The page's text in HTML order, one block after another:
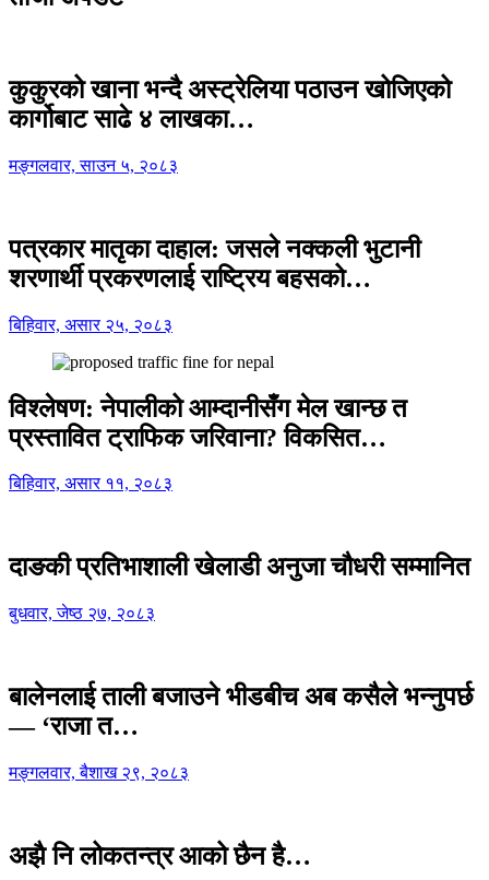
कुकुरको खाना भन्दै अस्ट्रेलिया पठाउन खोजिएको
कार्गोबाट साढे ४ लाखका…
मङ्गलवार, साउन ५, २०८३
पत्रकार मातृका दाहाल: जसले नक्कली भुटानी
शरणार्थी प्रकरणलाई राष्ट्रिय बहसको…
बिहिवार, असार २५, २०८३
विश्लेषण: नेपालीको आम्दानीसँग मेल खान्छ त
प्रस्तावित ट्राफिक जरिवाना? विकसित…
बिहिवार, असार ११, २०८३
दाङकी प्रतिभाशाली खेलाडी अनुजा चौधरी सम्मानित
बुधवार, जेष्ठ २७, २०८३
बालेनलाई ताली बजाउने भीडबीच अब कसैले भन्नुपर्छ
— ‘राजा त…
मङ्गलवार, बैशाख २९, २०८३
अझै नि लोकतन्त्र आको छैन है…